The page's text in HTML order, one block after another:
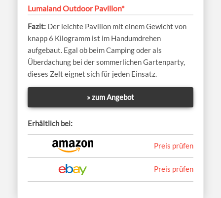
Lumaland Outdoor Pavillon*
Der leichte Pavillon mit einem Gewicht von
knapp 6 Kilogramm ist im Handumdrehen
aufgebaut. Egal ob beim Camping oder als
Überdachung bei der sommerlichen Gartenparty,
dieses Zelt eignet sich für jeden Einsatz.
» zum Angebot
Erhältlich bei:
Preis prüfen
Preis prüfen